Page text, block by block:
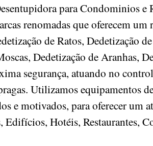
para Condominios e
renomadas que oferecem um
de Ratos, Dedetização
Dedetização de Aranhas,
segurança, atuando no
Utilizamos equipamentos
e motivados, para oferecer um
Hotéis, Restaurantes,